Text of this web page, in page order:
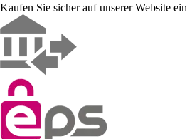
Kaufen Sie sicher auf unserer Website ein